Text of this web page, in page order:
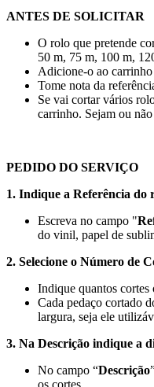
ANTES DE SOLICITAR
O rolo que pretende
50 m, 75 m, 100 m,
Adicione-o ao carrinho
Tome nota da
Se vai cortar vários
carrinho. Sejam ou
PEDIDO DO SERVIÇO
1. Indique a Referência do
Escreva no campo "
do vinil, papel de
2. Selecione o Número de
Indique quantos cortes
Cada pedaço cortado
largura, seja ele
3. Na Descrição indique a
No campo “Descrição
os cortes